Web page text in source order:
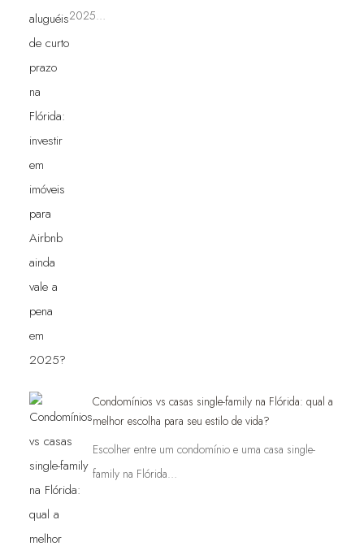
2025…
Condomínios vs casas single-family na Flórida: qual a
melhor escolha para seu estilo de vida?
Escolher entre um condomínio e uma casa single-
family na Flórida…